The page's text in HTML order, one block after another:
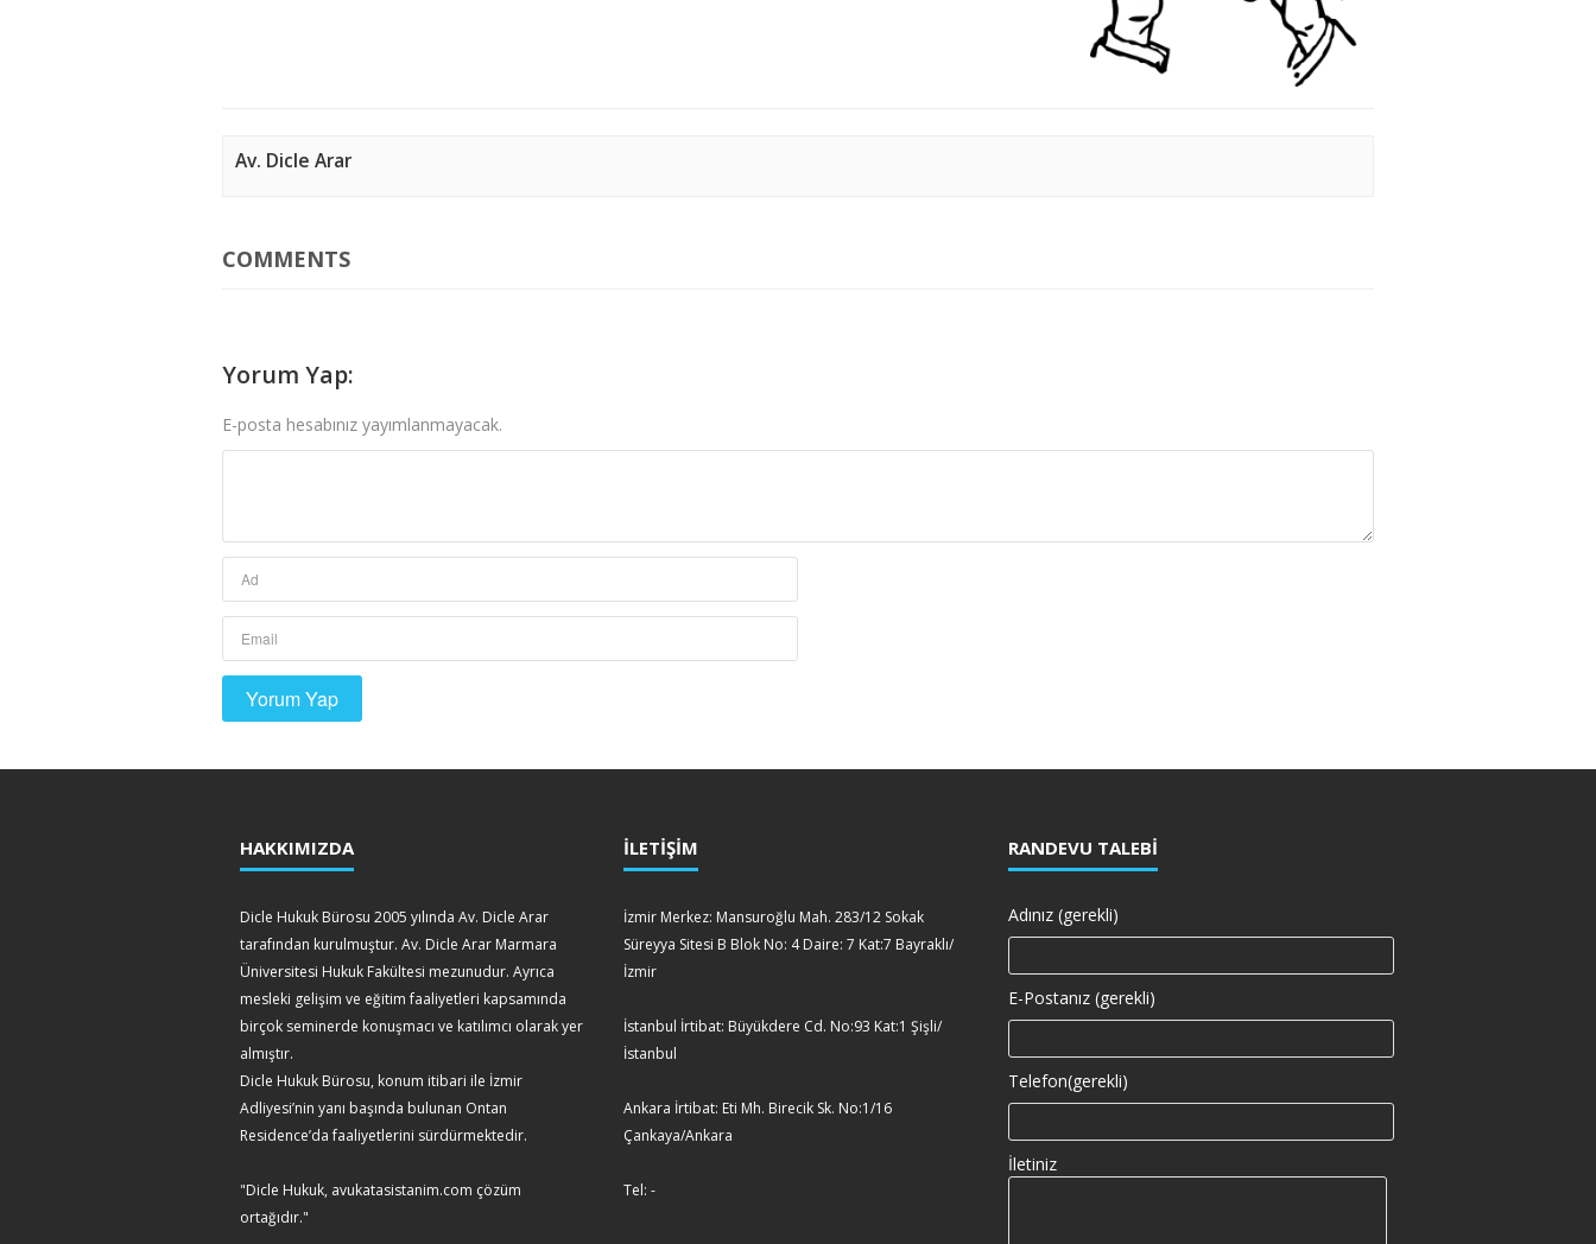
Av. Dicle Arar
COMMENTS
Yorum Yap:
E-posta hesabınız yayımlanmayacak.
HAKKIMIZDA
Dicle Hukuk Bürosu 2005 yılında Av. Dicle Arar
tarafından kurulmuştur. Av. Dicle Arar Marmara
Üniversitesi Hukuk Fakültesi mezunudur. Ayrıca
mesleki gelişim ve eğitim faaliyetleri kapsamında
birçok seminerde konuşmacı ve katılımcı olarak yer
almıştır.
Dicle Hukuk Bürosu, konum itibari ile İzmir
Adliyesi’nin yanı başında bulunan Ontan
Residence’da faaliyetlerini sürdürmektedir.
"Dicle Hukuk, avukatasistanim.com çözüm
ortağıdır."
İLETİŞİM
İzmir Merkez: Mansuroğlu Mah. 283/12 Sokak
Süreyya Sitesi B Blok No: 4 Daire: 7 Kat:7 Bayraklı/
İzmir
İstanbul İrtibat: Büyükdere Cd. No:93 Kat:1 Şişli/
İstanbul
Ankara İrtibat: Eti Mh. Birecik Sk. No:1/16
Çankaya/Ankara
Tel: -
RANDEVU TALEBI
Adınız (gerekli)
E-Postanız (gerekli)
Telefon(gerekli)
İletiniz